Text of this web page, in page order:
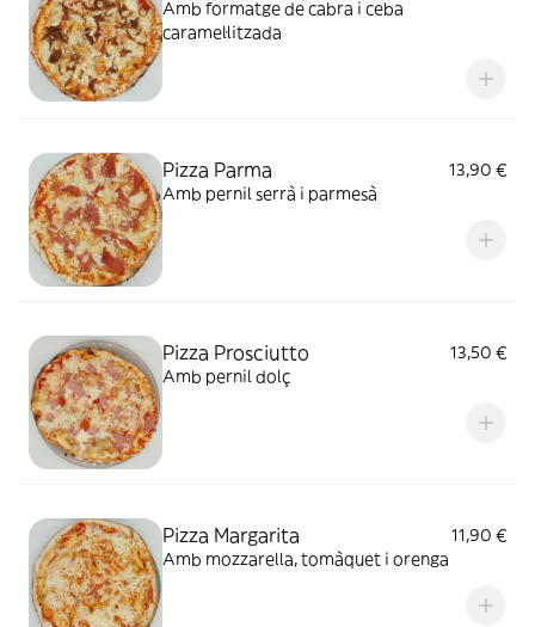
Amb formatge de cabra i ceba
caramel.litzada
Pizza Parma
13,90 €
Amb pernil serrà i parmesà
Pizza Prosciutto
13,50 €
Amb pernil dolç
Pizza Margarita
11,90 €
Amb mozzarella, tomàquet i orenga